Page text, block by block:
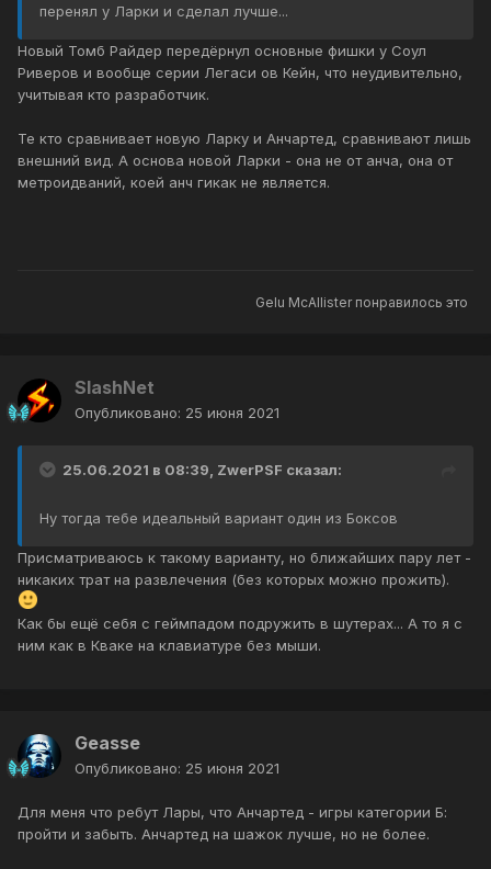
перенял у Ларки и сделал лучше...
Новый Томб Райдер передёрнул основные фишки у Соул
Риверов и вообще серии Легаси ов Кейн, что неудивительно,
учитывая кто разработчик.
Те кто сравнивает новую Ларку и Анчартед, сравнивают лишь
внешний вид. А основа новой Ларки - она не от анча, она от
метроидваний, коей анч гикак не является.
Gelu McAllisterпонравилось это
SlashNet
Опубликовано: 25 июня 2021
25.06.2021 в 08:39, ZwerPSF сказал:
Ну тогда тебе идеальный вариант один из Боксов
Присматриваюсь к такому варианту, но ближайших пару лет -
никаких трат на развлечения (без которых можно прожить).
Как бы ещё себя с геймпадом подружить в шутерах... А то я с
ним как в Кваке на клавиатуре без мыши.
Geasse
Опубликовано: 25 июня 2021
Для меня что ребут Лары, что Анчартед - игры категории Б:
пройти и забыть. Анчартед на шажок лучше, но не более.